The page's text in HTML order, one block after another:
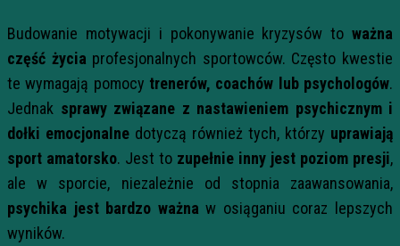
Budowanie motywacji i pokonywanie kryzysów to ważna
część życia profesjonalnych sportowców. Często kwestie
te wymagają pomocy trenerów, coachów lub psychologów.
Jednak sprawy związane z nastawieniem psychicznym i
dołki emocjonalne dotyczą również tych, którzy uprawiają
sport amatorsko. Jest to zupełnie inny jest poziom presji,
ale w sporcie, niezależnie od stopnia zaawansowania,
psychika jest bardzo ważna w osiąganiu coraz lepszych
wyników.